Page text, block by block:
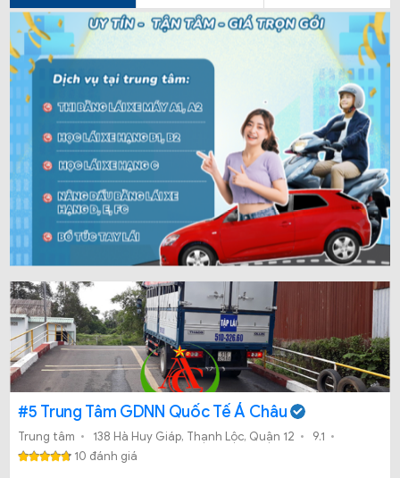
#5 Trung Tâm GDNN Quốc Tế Á Châu
Trung tâm 138 Hà Huy Giáp, Thạnh Lộc, Quận 12
9.1
10 đánh giá